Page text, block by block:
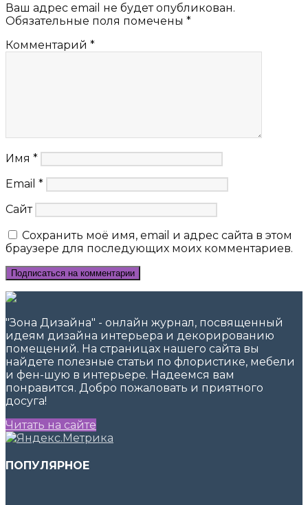
Ваш адрес email не будет опубликован.
Обязательные поля помечены *
Комментарий *
Имя *
Email *
Сайт
Сохранить моё имя, email и адрес сайта в этом
браузере для последующих моих комментариев.
"Зона Дизайна" - онлайн журнал, посвященный
идеям дизайна интерьера и декорированию
помещений. На страницах нашего сайта вы
найдете полезные статьи по флористике, мебели
и фен-шую в интерьере. Надеемся вам
понравится. Добро пожаловать и приятного
досуга!
Читать на сайте
ПОПУЛЯРНОЕ